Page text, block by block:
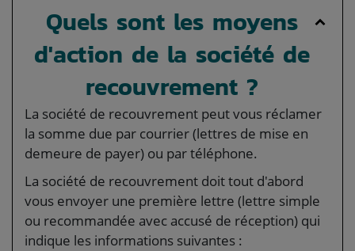
Quels sont les moyens
d'action de la société de
recouvrement ?
La société de recouvrement peut vous réclamer
la somme due par courrier (lettres de mise en
demeure de payer) ou par téléphone.
La société de recouvrement doit tout d'abord
vous envoyer une première lettre (lettre simple
ou recommandée avec accusé de réception) qui
indique les informations suivantes :